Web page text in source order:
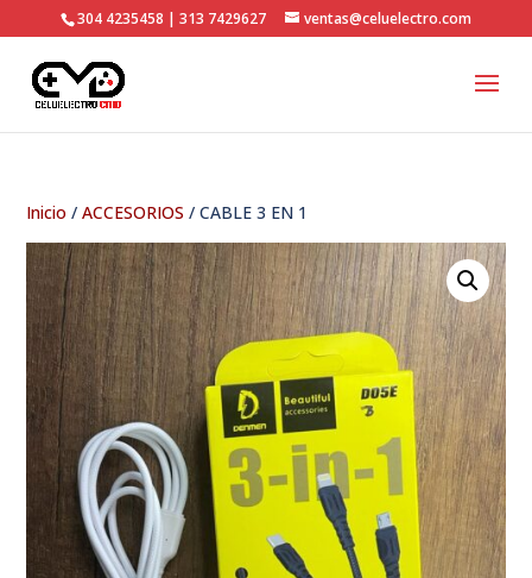
304 4235458 | 313 7429627 ventas@celuelectro.com
Inicio /ACCESORIOS / CABLE 3 EN 1